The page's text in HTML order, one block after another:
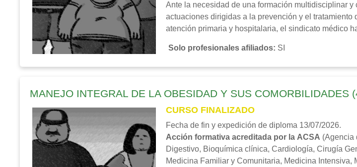
Ante la necesidad de una formación multidisciplinar
actuaciones dirigidas a la prevención y el
atención primaria y hospitalaria, el sindicato médico
Solo profesionales afiliados: SI
MANEJO INTEGRAL DE LA OBESIDAD Y SUS COMORBILIDADES
CURSO FINALIZADO
Fecha de fin y expedición de diploma 13/07/2026.
Acción formativa acreditada por la ACSA (Agencia
Digestivo, Bioquímica clínica, Cardiología, Cirugía
Medicina Familiar y Comunitaria, Medicina